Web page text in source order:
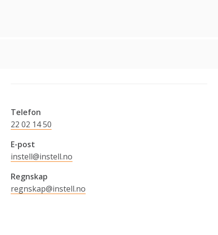
Telefon
22 02 14 50
E-post
instell@instell.no
Regnskap
regnskap@instell.no